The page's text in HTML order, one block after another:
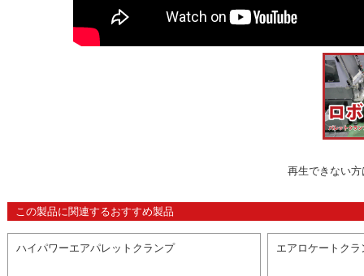
再生できない
この製品に関連するおすすめ製品
ハイパワーエアパレットクランプ エアロケートクラ